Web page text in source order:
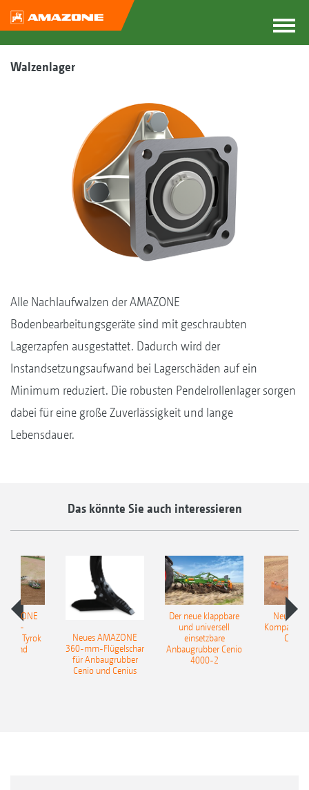
Walzenlager
Alle Nachlaufwalzen der AMAZONE
Bodenbearbeitungsgeräte sind mit geschraubten
Lagerzapfen ausgestattet. Dadurch wird der
Instandsetzungsaufwand bei Lagerschäden auf ein
Minimum reduziert. Die robusten Pendelrollenlager sorgen
dabei für eine große Zuverlässigkeit und lange
Lebensdauer.
Das könnte Sie auch interessieren
Tyrok
Neues AMAZONE
360-mm-Flügelschar
für Anbaugrubber
Cenio und Cenius
Der neue klappbare
und universell
einsetzbare
Anbaugrubber Cenio
4000-2
Neue